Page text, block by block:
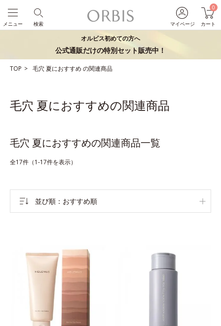
マイページ
0
カート
検索
メニュー
オルビス初めての方へ
公式通販だけの特別セット販売中！
TOP 毛穴 夏におすすめ の関連商品
毛穴 夏におすすめの関連商品
毛穴 夏におすすめの関連商品一覧
全17件（1-17件を表示）
並び順 おすすめ順